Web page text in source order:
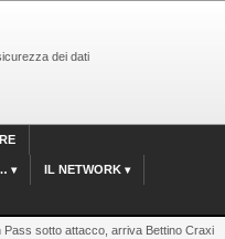
dei dati
IL NETWORK
Pass sotto attacco, arriva Bettino Craxi